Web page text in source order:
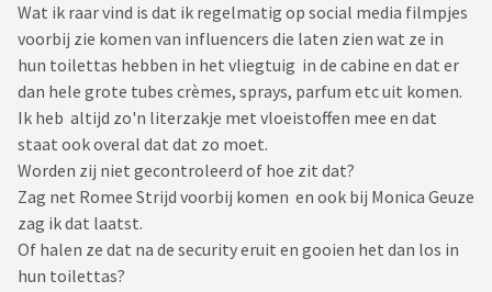
Wat ik raar vind is dat ik regelmatig op social media filmpjes
voorbij zie komen van influencers die laten zien wat ze in
hun toilettas hebben in het vliegtuig in de cabine en dat er
dan hele grote tubes crèmes, sprays, parfum etc uit komen.
Ik heb altijd zo'n literzakje met vloeistoffen mee en dat
staat ook overal dat dat zo moet.
Worden zij niet gecontroleerd of hoe zit dat?
Zag net Romee Strijd voorbij komen en ook bij Monica Geuze
zag ik dat laatst.
Of halen ze dat na de security eruit en gooien het dan los in
hun toilettas?